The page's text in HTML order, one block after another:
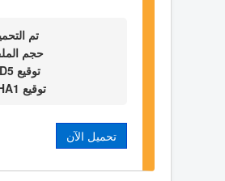
تم
حجم
توقيع MD5
توقيع SHA1
تحميل الآن